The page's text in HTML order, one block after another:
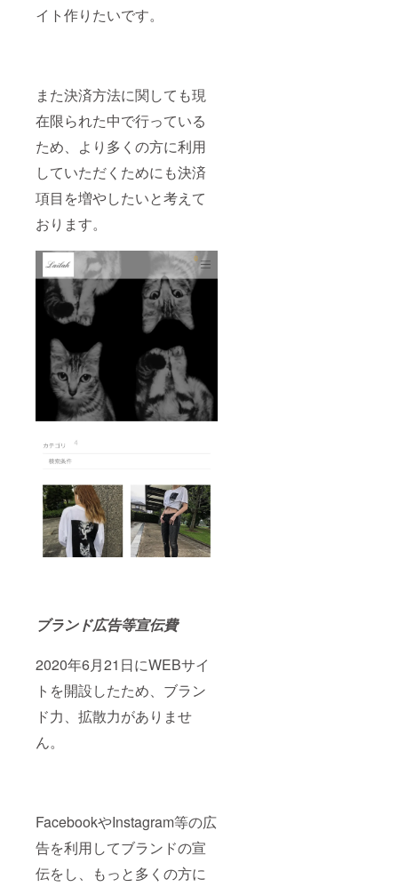
イト作りたいです。
また決済方法に関しても現
在限られた中で行っている
ため、より多くの方に利用
していただくためにも決済
項目を増やしたいと考えて
おります。
ブランド広告等宣伝費
2020年6月21日にWEBサイ
トを開設したため、ブラン
ド力、拡散力がありませ
ん。
FacebookやInstagram等の広
告を利用してブランドの宣
伝をし、もっと多くの方に